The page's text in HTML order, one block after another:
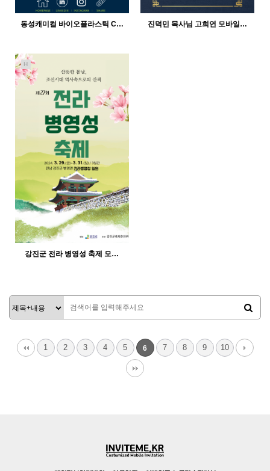
436
12-21
인바이트미
동성캐미컬 바이오플라스틱 C… 진덕민 목사님 고희연 모바일…
H
인바이트미
강진군 전라 병영성 축제 모…
1 2 3 4 5 6 7 8 9 10